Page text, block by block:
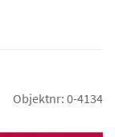
Objektnr: 0-4134